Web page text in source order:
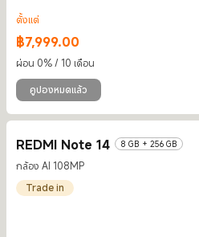
ตั้งแต่
฿7,999.00
Current Price ฿7999
ผ่อน 0% / 10 เดือน
คูปองหมดแล้ว
REDMI Note 14 8 GB + 256 GB
กล้อง AI 108MP
Trade in